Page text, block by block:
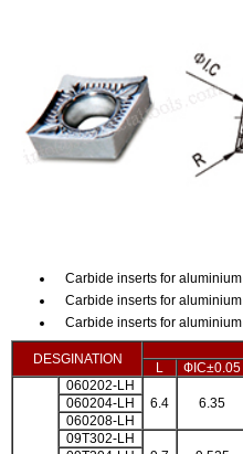
Carbide inserts for aluminium
Carbide inserts for aluminium
Carbide inserts for aluminium
DESGINATION
L
ФIC±0.05
060202-LH
6.4
6.35
060204-LH
060208-LH
09T302-LH